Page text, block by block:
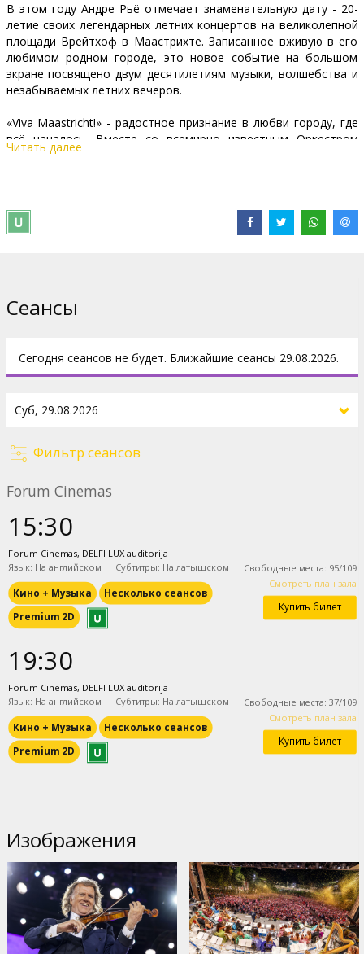
В этом году Андре Рьё отмечает знаменательную дату - 20-
летие своих легендарных летних концертов на великолепной
площади Врейтхоф в Маастрихте. Записанное вживую в его
любимом родном городе, это новое событие на большом
экране посвящено двум десятилетиям музыки, волшебства и
незабываемых летних вечеров.
«Viva Maastricht!» - радостное признание в любви городу, где
всё началось. Вместе со всемирно известным Оркестром
Иоганна Штрауса и созвездием талантливых артистов Андре
От бессмертных вальсов до трогающих душу классических
площадь Врейтхоф вновь превратится в захватывающий дух
бальный зал под открытым небом. Только этим летом в
Концерт на английском и голландском языках с субтитрами на
Сайты: Официальный сайт
Читать далее
Сеансы
Сегодня сеансов не будет. Ближайшие сеансы 29.08.2026.
Фильтр сеансов
Forum Cinemas
15:30
Forum Cinemas, DELFI LUX auditorija
Язык: На английском
| Субтитры: На латышском
Кино + Mузыка
Несколько сеансов
Premium 2D
Свободные места: 95/109
Смотреть план зала
Купить билет
19:30
Forum Cinemas, DELFI LUX auditorija
Язык: На английском
| Субтитры: На латышском
Кино + Mузыка
Несколько сеансов
Premium 2D
Свободные места: 37/109
Смотреть план зала
Купить билет
Изображения